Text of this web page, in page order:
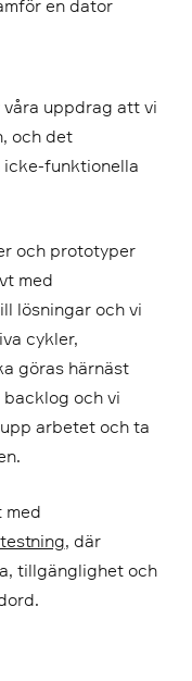
våra uppdrag att vi
och det
funktionella
och prototyper
med
lösningar och vi
cykler,
göras härnäst
och vi
arbetet och ta
med
, där
tillgänglighet och